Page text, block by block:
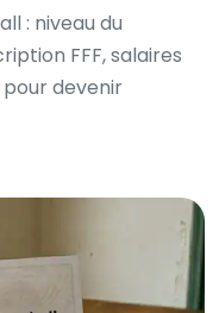
: niveau du
FFF, salaires
devenir